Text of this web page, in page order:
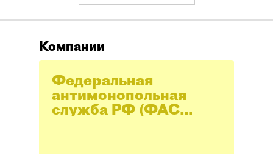
Компании
Федеральная
антимонопольная
служба РФ (ФАС